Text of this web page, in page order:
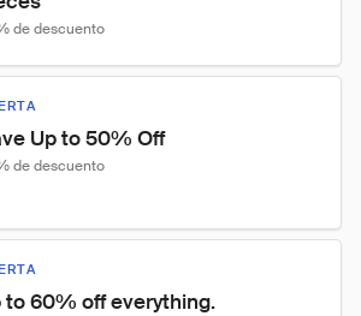
de descuento
Up to 50% Off
de descuento
to 60% off everything.